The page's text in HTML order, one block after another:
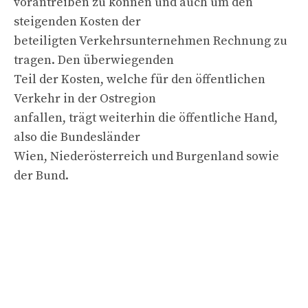
steigenden Kosten der
beteiligten Verkehrsunternehmen Rechnung zu
tragen. Den überwiegenden
Teil der Kosten, welche für den öffentlichen
Verkehr in der Ostregion
anfallen, trägt weiterhin die öffentliche Hand,
also die Bundesländer
Wien, Niederösterreich und Burgenland sowie
der Bund.